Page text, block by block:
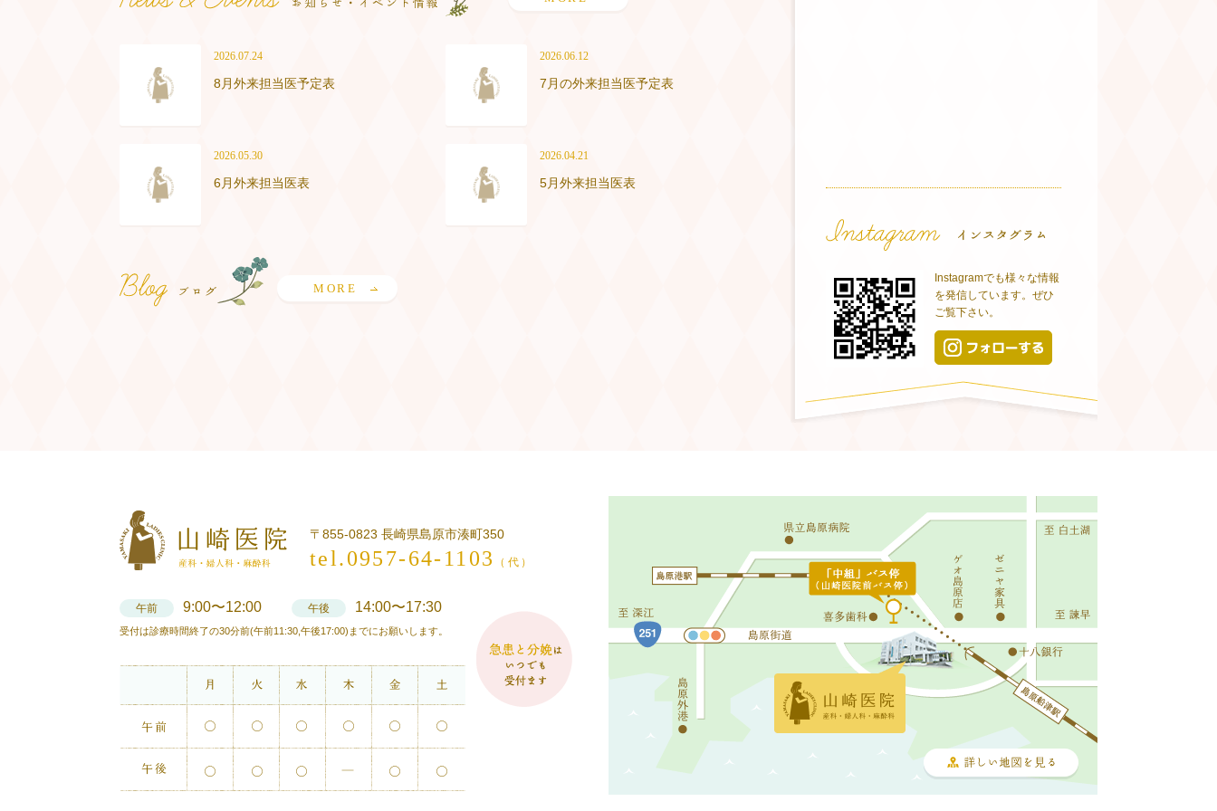
2026.07.24
8月外来担当医予定表
2026.06.12
7月の外来担当医予定表
2026.05.30
6月外来担当医表
2026.04.21
5月外来担当医表
MORE
Instagramでも様々な情報
を発信しています。ぜひ
ご覧下さい。
〒855-0823 長崎県島原市湊町350
tel.0957-64-1103 （代）
午前 9:00〜12:00 午後 14:00〜17:30
受付は診療時間終了の30分前(午前11:30,午後17:00)までにお願いします。